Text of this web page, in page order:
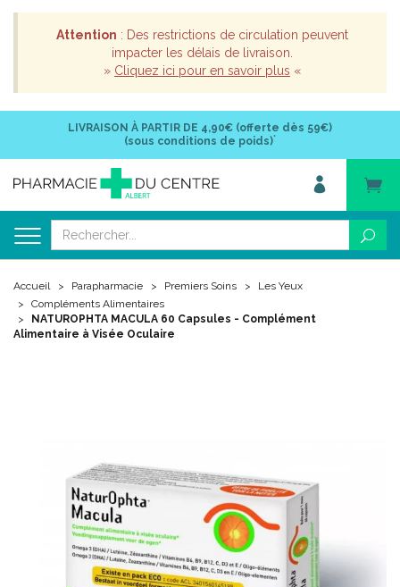
Attention : Des restrictions de circulation peuvent
impacter les délais de livraison.
» Cliquez ici pour en savoir plus «
LIVRAISON À PARTIR DE 4,90€ (offerte dès 59€)
(sous conditions de poids)*
Accueil Parapharmacie Premiers Soins
Les Yeux
Compléments Alimentaires
NATUROPHTA MACULA 60 Capsules - Complément
Alimentaire à Visée Oculaire